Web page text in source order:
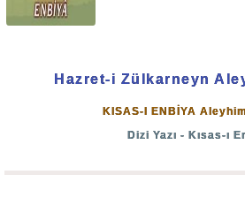
Nitekim Resulullah Aleyhisselâm’ın
mücadele başlamıştı.
Hak-bâtıl mücadelesi insanlık tarihi
gelmiştir ve kıyamete kadar da
Hazret-i Zülkarneyn
KISAS-I ENBİYA
Dizi Yazı - Kısas-ı